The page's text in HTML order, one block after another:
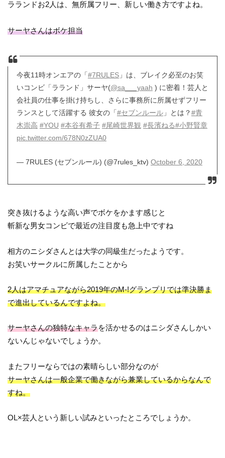
ラランドお2人は、無所属フリー、新しい働き方ですよね。
サーヤさんはボケ担当
今夜11時オンエアの「#7RULES」は、ブレイク必至のお笑
いコンビ「ラランド」サーヤ(@sa___yaah ) に密着！芸人と
会社員の仕事を掛け持ちし、さらに事務所に所属せずフリー
ランスとして活躍する 彼女の「#セブンルール」とは？#青
木崇高 #YOU #本谷有希子 #尾崎世界観 #長濱ねる#小野賢章
pic.twitter.com/678N0zZUA0
— 7RULES (セブンルール) (@7rules_ktv) October 6, 2020
突き抜けるような高い声でボケをかます感じと
斬新な男女コンビで最近の注目度も急上中ですね
相方のニシダさんとは大学の同級生だったようです。
お笑いサークルに所属したことから
2人はアマチュアながら2019年のM-!グランプリでは準決勝ま
で進出しているんですよね。
サーヤさんの独特なキャラを活かせるのはニシダさんしかい
ないんじゃないでしょうか。
またフリーならではの素晴らしい部分なのが
サーヤさんは一般企業で働きながら兼業しているからなんで
すね。
OL×芸人という新しい試みといったところでしょうか。